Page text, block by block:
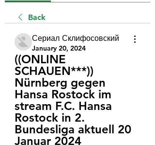
Back
Сериал Склифосовский
January 20, 2024
((ONLINE
SCHAUEN***))
Nürnberg gegen
Hansa Rostock im
stream F.C. Hansa
Rostock in 2.
Bundesliga aktuell 20
Januar 2024